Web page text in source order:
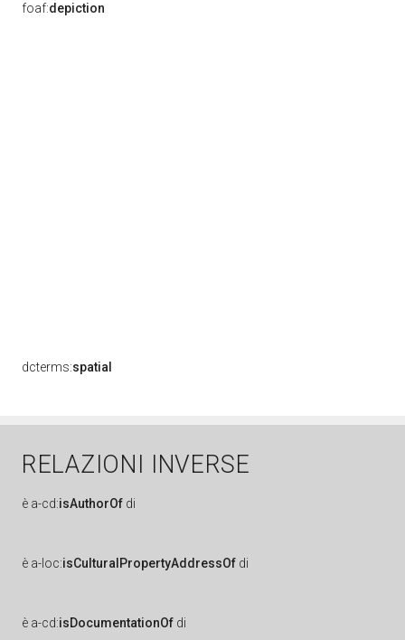
foaf:depiction
dcterms:spatial
RELAZIONI INVERSE
è a-cd:isAuthorOf di
è a-loc:isCulturalPropertyAddressOf di
è a-cd:isDocumentationOf di